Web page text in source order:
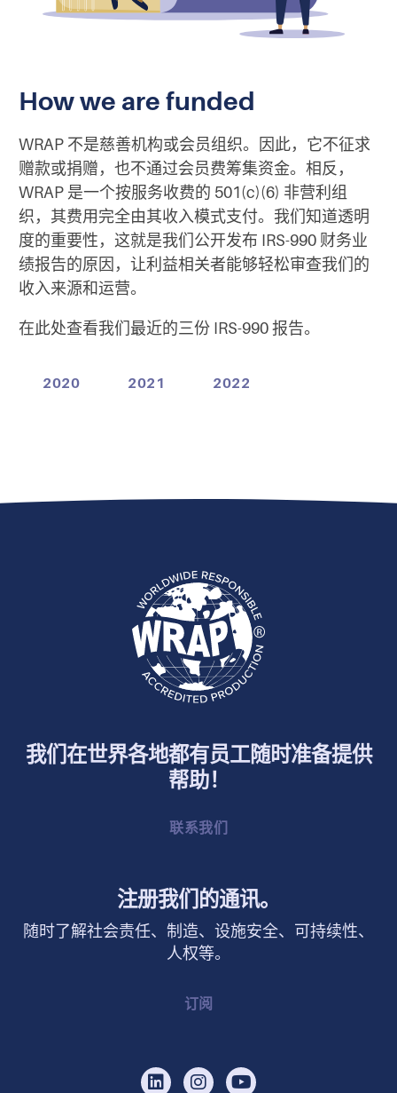
How we are funded
WRAP 不是慈善机构或会员组织。因此，它不征求
赠款或捐赠，也不通过会员费筹集资金。相反，
WRAP 是一个按服务收费的 501(c)(6) 非营利组
织，其费用完全由其收入模式支付。我们知道透明
度的重要性，这就是我们公开发布 IRS-990 财务业
绩报告的原因，让利益相关者能够轻松审查我们的
收入来源和运营。
在此处查看我们最近的三份 IRS-990 报告。
2020 2021 2022
我们在世界各地都有员工随时准备提供
帮助！
联系我们
注册我们的通讯。
随时了解社会责任、制造、设施安全、可持续性、
人权等。
订阅